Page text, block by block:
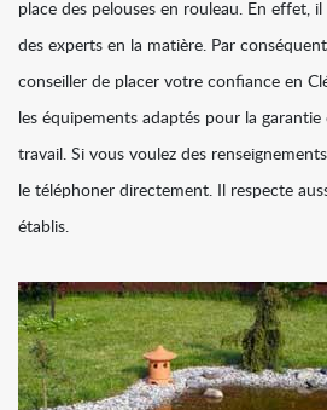
place des pelouses en rouleau. En effet,
des experts en la matière. Par
conseiller de placer votre confiance en
les équipements adaptés pour la
travail. Si vous voulez des
le téléphoner directement. Il respecte
établis.